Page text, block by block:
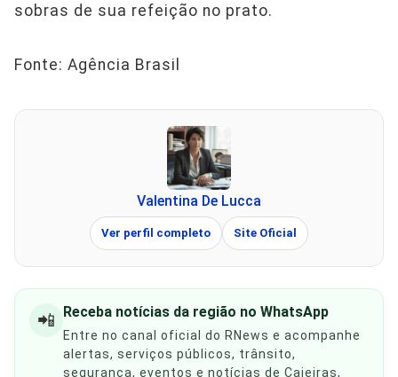
sobras de sua refeição no prato.
Fonte: Agência Brasil
Valentina De Lucca
Ver perfil completo Site Oficial
📲 Receba notícias da região no WhatsApp
Entre no canal oficial do RNews e acompanhe
alertas, serviços públicos, trânsito,
segurança, eventos e notícias de Caieiras,